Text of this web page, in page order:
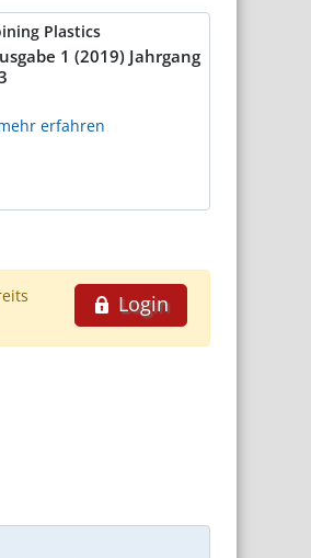
Plastics
1 (2019) Jahrgang
erfahren
Login